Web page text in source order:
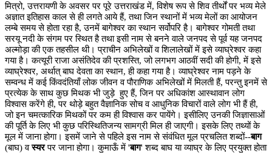
मित्रो, उत्तरायणी के अवसर पर पूरे उत्तराखंड में, विशेष रूप से शिव तीर्थों पर भव्य मेले
अज्ञात इतिहास काल से ही लगते आये हैं, तथा जिन स्थानों में भव्य मेलों का आयोजन
लम्बे समय से होता रहा है, उनमें बागेश्वर का स्थान सर्वोपरि है। बागेश्वर गोमती तथा
सरयू नदी के संगम पर स्थित है तथा इसी नाम से बनने वाले जनपद से पूर्व यह जनपद
अल्मोड़ा की एक तहसील थी। प्राचीन अभिलेखों व शिलालेखों में इसे व्याघ्रेश्वर कहा
गया है। कत्यूरी राजा असंतिदेव की प्रशस्ति, जो लगभग आठवीं सदी की होगी, में इसे
व्याघ्रेश्वर, अर्थात् बाघ देवता का स्थान, ही कहा गया है। व्याघ्रेश्वर नाम पड़ने के
सम्वन्ध में कई किंवदंतियाँ लोक जीवन व पौराणिक अभिलेखों में मिलती हैं, परन्तु इनमें से
प्रत्येक के साथ कुछ मिथक भी जुड़े हुए हैं, जिन पर अधिकांश आस्थावान लोग
विश्वास करेंगे ही, पर थोड़े बहुत वैज्ञानिक सोच व आधुनिक विचारों वाले लोग भी हैं ही,
जो इन चमत्कारिक मिथकों पर कम ही विश्वास कर पायेंगे। इसीलिए उनकी जिज्ञासाओं
की पूर्ति के लिए भी कुछ परिस्थितिजन्य सामग्री मिल ही जाएगी। इसके लिए तथ्यों के
मूल में जाना होगा। इसमें जाने से पहिले इस नाम से संवंधित मूल प्रचलित शब्दों--बाग
(बाघ) वस्यरपर जाना होगा। कुमाऊँ में 'बाग' शब्द बाघ या व्याघ्र के लिए प्रयुक्त होता